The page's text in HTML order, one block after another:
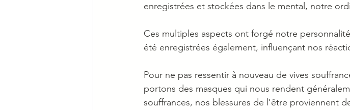
enregistrées et stockées dans le mental, notre
Ces multiples aspects ont forgé notre
été enregistrées également, influençant nos
Pour ne pas ressentir à nouveau de vives
portons des masques qui nous rendent
souffrances, nos blessures de l’être proviennent